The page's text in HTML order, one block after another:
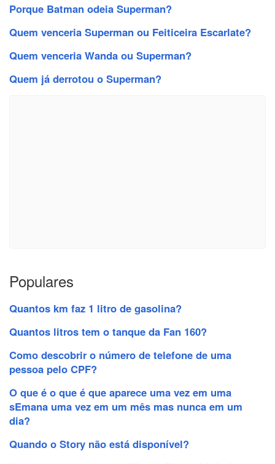
Porque Batman odeia Superman?
Quem venceria Superman ou Feiticeira Escarlate?
Quem venceria Wanda ou Superman?
Quem já derrotou o Superman?
Populares
Quantos km faz 1 litro de gasolina?
Quantos litros tem o tanque da Fan 160?
Como descobrir o número de telefone de uma
pessoa pelo CPF?
O que é o que é que aparece uma vez em uma
sEmana uma vez em um mês mas nunca em um
dia?
Quando o Story não está disponível?